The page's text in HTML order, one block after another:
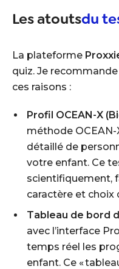
Les atoutsdu
La plateforme
quiz. Je
ces raisons :
Profil OCEAN-X
méthode
détaillé de
votre enfant. Ce
scientifiquement,
caractère et choix
Tableau de bord
avec l’interface
temps réel les
enfant. Ce «